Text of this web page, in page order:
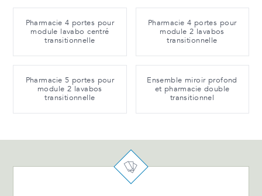
Pharmacie 4 portes pour
module lavabo centré
transitionnelle
Pharmacie 4 portes pour
module 2 lavabos
transitionnelle
Pharmacie 5 portes pour
module 2 lavabos
transitionnelle
Ensemble miroir profond
et pharmacie double
transitionnel